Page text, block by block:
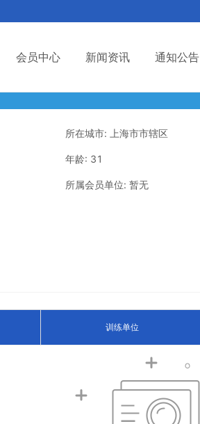
会员中心 新闻资讯 通知公告
所在城市: 上海市市辖区
年龄: 31
所属会员单位: 暂无
训练单位